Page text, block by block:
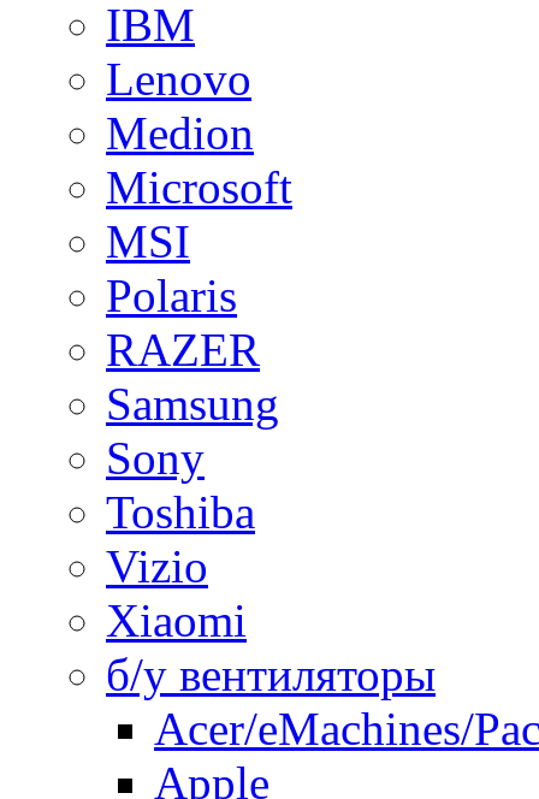
IBM
Lenovo
Medion
Microsoft
MSI
Polaris
RAZER
Samsung
Sony
Toshiba
Vizio
Xiaomi
б/у вентиляторы
Acer/eMachines/
Apple